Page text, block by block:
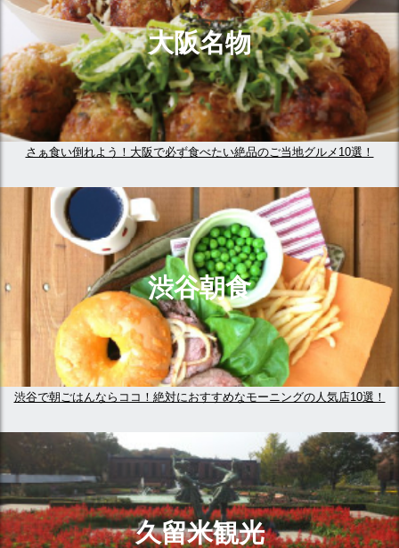
大阪名物
さぁ食い倒れよう！大阪で必ず食べたい絶品のご当地グルメ10選！
渋谷朝食
渋谷で朝ごはんならココ！絶対におすすめなモーニングの人気店10選！
久留米観光